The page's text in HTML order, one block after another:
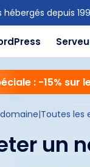
depuis
: -15% sur
|Toutes les
un